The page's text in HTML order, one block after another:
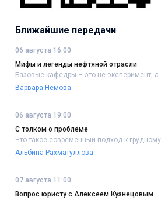
Ближайшие передачи
06 августа 16:00
Мифы и легенды нефтяной отрасли
Базовые кафедры – это не эксперимент, а....
Варвара Немова
06 августа 19:00
С толком о проблеме
Что такое современный подход к грудному....
Альбина Рахматуллова
07 августа 11:00
Вопрос юристу с Алексеем Кузнецовым